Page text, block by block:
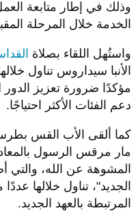
وذلك في إطار متابعة
الخدمة خلال المرحلة
واستُهل اللقاء بصلاة
الأنبا سيداروس تناول
مؤكدًا ضرورة تعزيز
دعم الفئات الأكثر احتياجًا.
كما ألقى الأب القس
مار مرقس الرسول
المشوهة عن الله، والتي
الجديد"، تناول خلالها
المرتبطة بالعهد الجديد.